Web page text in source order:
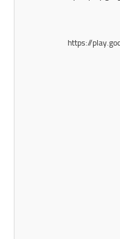
المتوسطةhttps://